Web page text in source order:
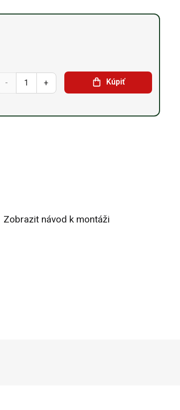
Sedlová Kúpiť
Zobrazit návod k montáži